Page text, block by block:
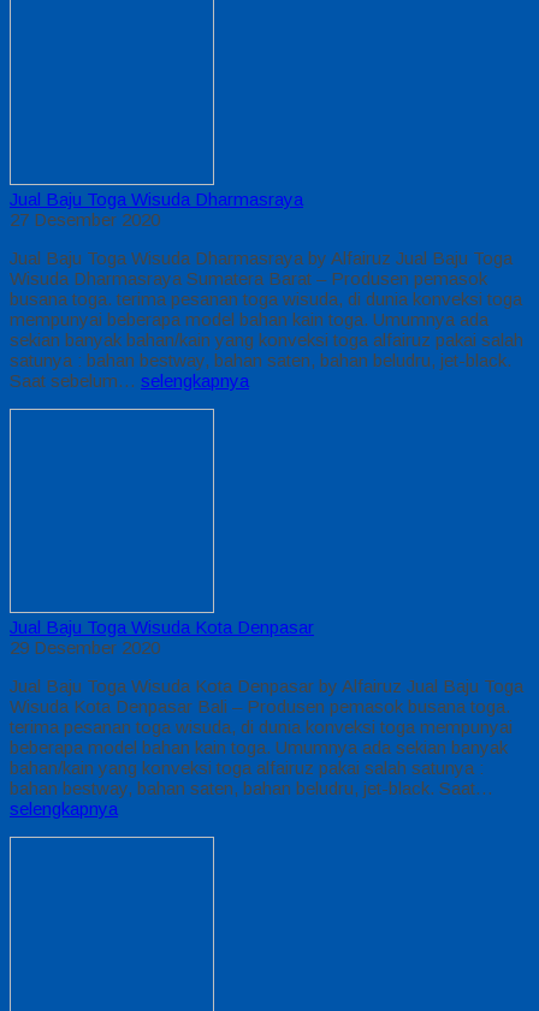
Jual Baju Toga Wisuda Dharmasraya
27 Desember 2020
Jual Baju Toga Wisuda Dharmasraya by Alfairuz Jual Baju Toga
Wisuda Dharmasraya Sumatera Barat – Produsen pemasok
busana toga. terima pesanan toga wisuda, di dunia konveksi toga
mempunyai beberapa model bahan kain toga. Umumnya ada
sekian banyak bahan/kain yang konveksi toga alfairuz pakai salah
satunya : bahan bestway, bahan saten, bahan beludru, jet-black.
Saat sebelum… selengkapnya
Jual Baju Toga Wisuda Kota Denpasar
29 Desember 2020
Jual Baju Toga Wisuda Kota Denpasar by Alfairuz Jual Baju Toga
Wisuda Kota Denpasar Bali – Produsen pemasok busana toga.
terima pesanan toga wisuda, di dunia konveksi toga mempunyai
beberapa model bahan kain toga. Umumnya ada sekian banyak
bahan/kain yang konveksi toga alfairuz pakai salah satunya :
bahan bestway, bahan saten, bahan beludru, jet-black. Saat…
selengkapnya